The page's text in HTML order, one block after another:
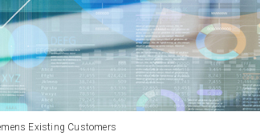
Existing Customers